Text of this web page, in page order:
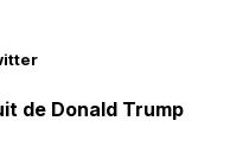
de Donald Trump